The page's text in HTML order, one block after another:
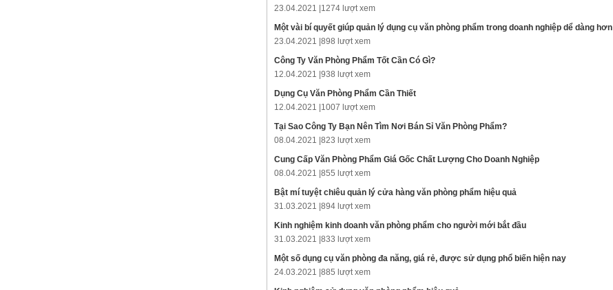
23.04.2021 | 1274 lượt xem
Một vài bí quyết giúp quản lý dụng cụ văn phòng phẩm trong doanh nghiệp dể dàng hơn
23.04.2021 | 898 lượt xem
Công Ty Văn Phòng Phẩm Tốt Cần Có Gì?
12.04.2021 | 938 lượt xem
Dụng Cụ Văn Phòng Phẩm Cần Thiết
12.04.2021 | 1007 lượt xem
Tại Sao Công Ty Bạn Nên Tìm Nơi Bán Sỉ Văn Phòng Phẩm?
08.04.2021 | 823 lượt xem
Cung Cấp Văn Phòng Phẩm Giá Gốc Chất Lượng Cho Doanh Nghiệp
08.04.2021 | 855 lượt xem
Bật mí tuyệt chiêu quản lý cửa hàng văn phòng phẩm hiệu quả
31.03.2021 | 894 lượt xem
Kinh nghiệm kinh doanh văn phòng phẩm cho người mới bắt đầu
31.03.2021 | 833 lượt xem
Một số dụng cụ văn phòng đa năng, giá rẻ, được sử dụng phổ biến hiện nay
24.03.2021 | 885 lượt xem